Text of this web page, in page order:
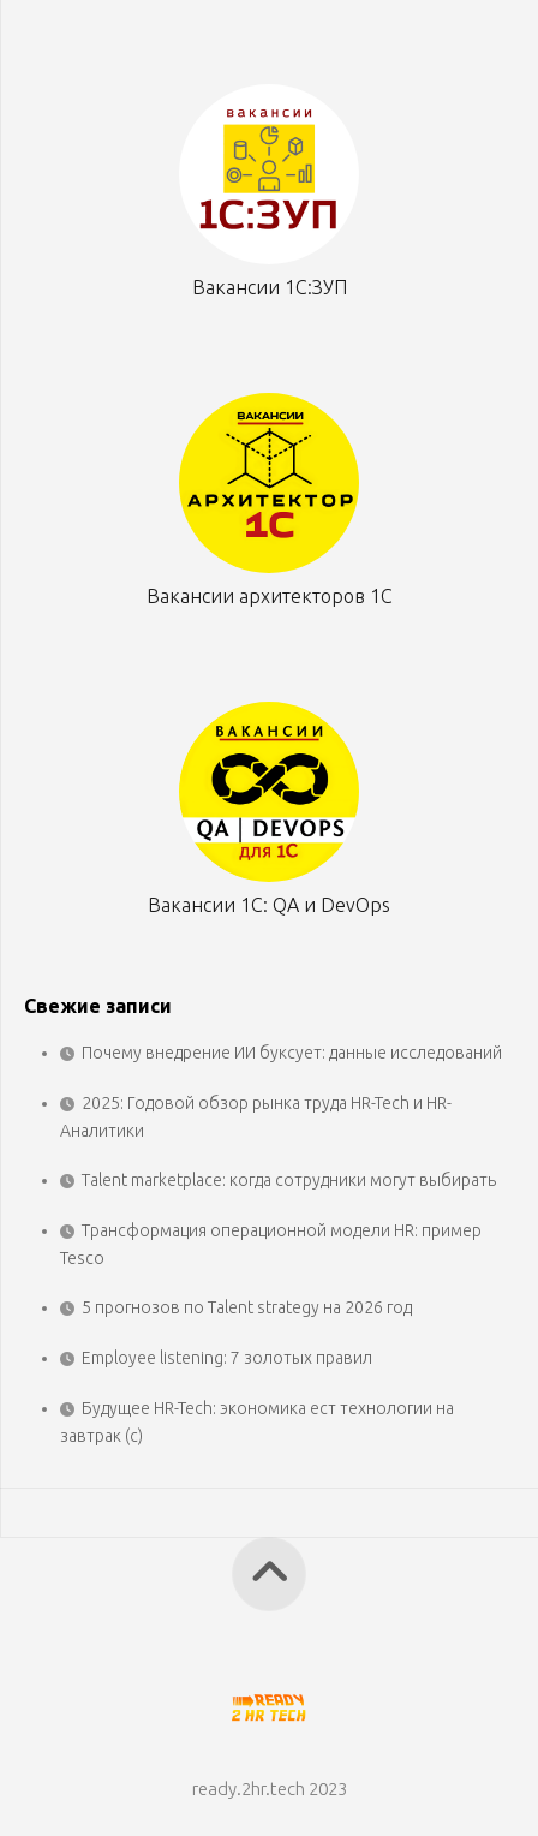
Вакансии 1С:ЗУП
Вакансии архитекторов 1С
Вакансии 1С: QA и DevOps
Свежие записи
Почему внедрение ИИ буксует: данные исследований
2025: Годовой обзор рынка труда HR-Tech и HR-
Аналитики
Talent marketplace: когда сотрудники могут выбирать
Трансформация операционной модели HR: пример
Tesco
5 прогнозов по Talent strategy на 2026 год
Employee listening: 7 золотых правил
Будущее HR-Tech: экономика ест технологии на
завтрак (с)
ready.2hr.tech 2023